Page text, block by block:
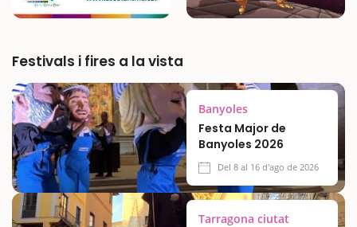
Festivals i fires a la vista
Banyoles
Festa Major de
Banyoles 2026
Del 8 al 16 d'ago de 2026
Tarragona ciutat